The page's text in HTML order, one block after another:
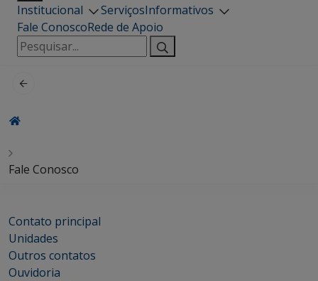
Institucional ServiçosInformativos
Fale ConoscoRede de Apoio
Pesquisar
por:
Fale Conosco
Contato principal
Unidades
Outros contatos
Ouvidoria